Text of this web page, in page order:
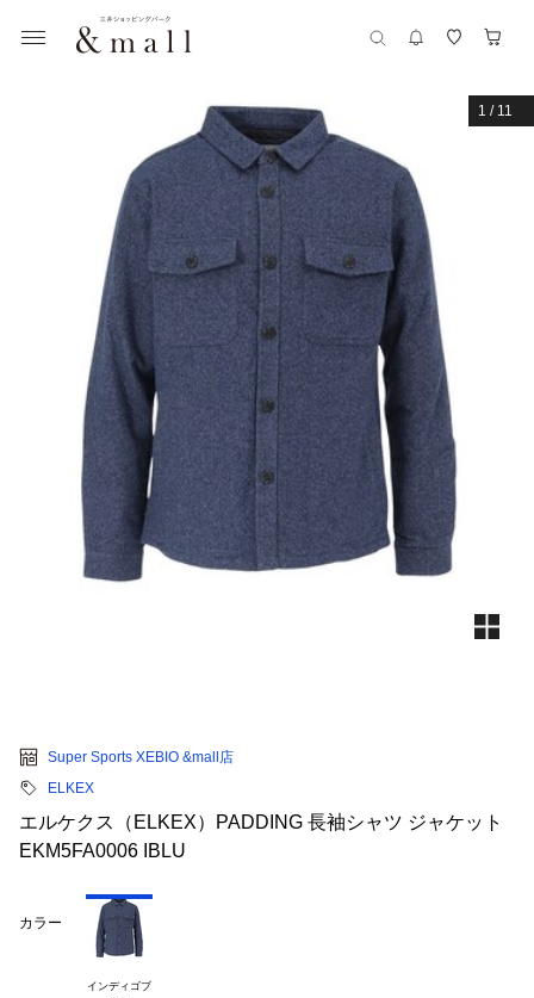
1 / 11
Super Sports XEBIO &mall店
ELKEX
エルケクス（ELKEX）PADDING 長袖シャツ ジャケット
EKM5FA0006 IBLU
カラー
インディゴブ